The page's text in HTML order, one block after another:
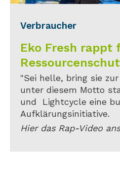
Verbraucher
Eko Fresh rappt
"Sei helle, bring sie
unter diesem Motto
und Lightcycle eine
Aufklärungsinitiative.
Hier das Rap-Video